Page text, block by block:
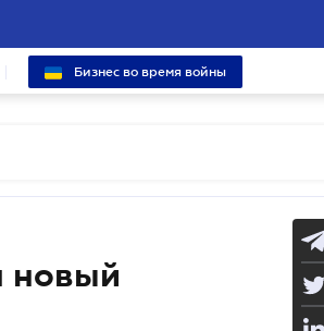
Бизнес во время войны
новый